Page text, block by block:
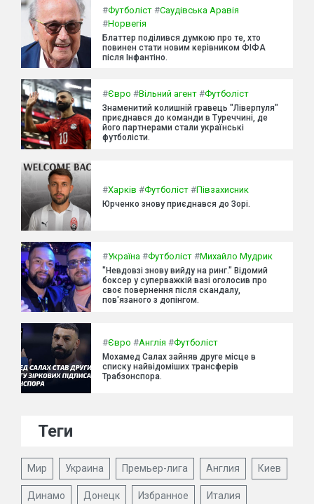
#Футболіст #Саудівська Аравія
#Норвегія
Блаттер поділився думкою про те, хто
повинен стати новим керівником ФІФА
після Інфантіно.
#Євро #Вільний агент #Футболіст
Знаменитий колишній гравець "Ліверпуля"
приєднався до команди в Туреччині, де
його партнерами стали українські
футболісти.
#Харків #Футболіст #Півзахисник
Юрченко знову приєднався до Зорі.
#Україна #Футболіст #Михайло Мудрик
"Невдовзі знову вийду на ринг." Відомий
боксер у суперважкій вазі оголосив про
своє повернення після скандалу,
пов'язаного з допінгом.
#Євро #Англія #Футболіст
Мохамед Салах зайняв друге місце в
списку найвідоміших трансферів
Трабзонспора.
Теги
Мир Украина Премьер-лига Англия Киев
Динамо Донецк Избранное Италия